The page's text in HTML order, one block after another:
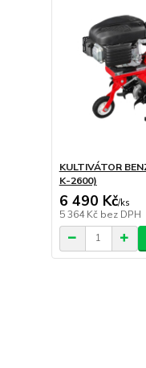
KULTIVÁTOR
K-2600)
6 490 Kč/ks
5 364 Kč bez DPH